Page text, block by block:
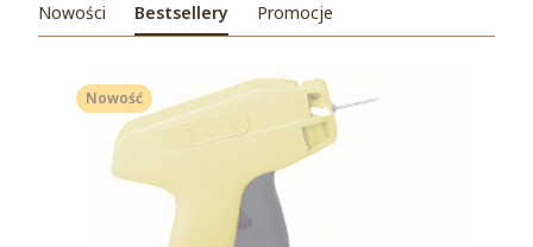
Nowości Bestsellery Promocje
Nowość